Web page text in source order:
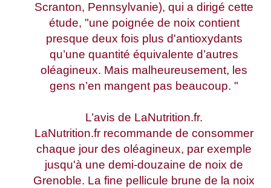
Scranton, Pennsylvanie), qui a dirigé cette
étude, "une poignée de noix contient
presque deux fois plus d'antioxydants
qu’une quantité équivalente d’autres
oléagineux. Mais malheureusement, les
gens n’en mangent pas beaucoup. "
L’avis de LaNutrition.fr.
LaNutrition.fr recommande de consommer
chaque jour des oléagineux, par exemple
jusqu'à une demi-douzaine de noix de
Grenoble. La fine pellicule brune de la noix